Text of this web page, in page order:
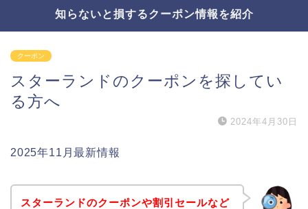
知らないと損するクーポン情報を紹介
クーポン
スターランドのクーポンを探してい
る方へ
2024年4月30日
2025年11月最新情報
スターランドのクーポンや割引セールなど